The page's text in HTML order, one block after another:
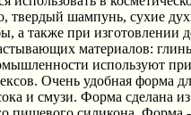
твердый шампунь, сухие
а также при изготовлении
материалов:
используют
Очень удобная форма
и смузи. Форма сделана